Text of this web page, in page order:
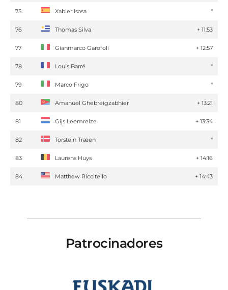
75 Xabier Isasa ''
76 Thomas Silva + 11:53
77 Gianmarco Garofoli + 12:57
78 Louis Barré ''
79 Marco Frigo ''
80 Amanuel Ghebreigzabhier + 13:21
81 Gijs Leemreize + 13:34
82 Torstein Træen ''
83 Laurens Huys + 14:16
84 Matthew Riccitello + 14:43
Patrocinadores